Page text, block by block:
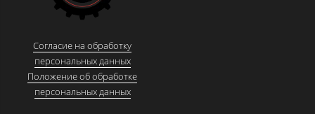
Согласие на обработку
персональных данных
Положение об обработке
персональных данных